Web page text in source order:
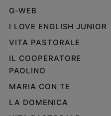
G-WEB
I LOVE ENGLISH JUNIOR
VITA PASTORALE
IL COOPERATORE
PAOLINO
MARIA CON TE
LA DOMENICA